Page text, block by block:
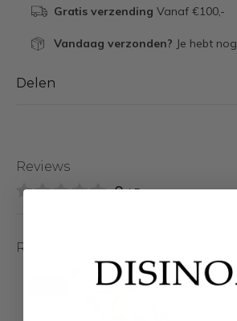
Gratis verzending Vanaf €100,-
Vandaag verzonden? Je hebt nog
Delen
Reviews
0/ 5
Related articles